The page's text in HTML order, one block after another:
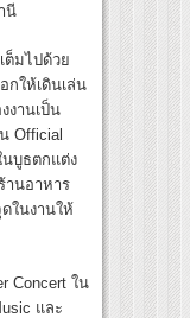
นี
ต็มไปด้วย
กให้เดินเล่น
งานเป็น
Official
นบูธตกแต่ง
านอาหาร
ในงานให้
Concert ใน
และ